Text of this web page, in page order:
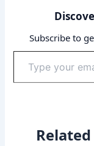
Subscribe to
your
email…